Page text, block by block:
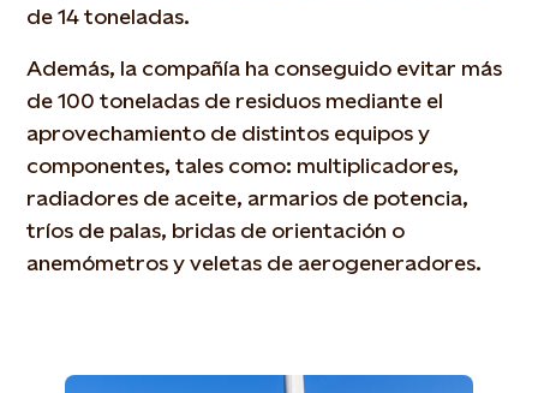
de 14 toneladas.
Además, la compañía ha conseguido evitar más
de 100 toneladas de residuos mediante el
aprovechamiento de distintos equipos y
componentes, tales como: multiplicadores,
radiadores de aceite, armarios de potencia,
tríos de palas, bridas de orientación o
anemómetros y veletas de aerogeneradores.